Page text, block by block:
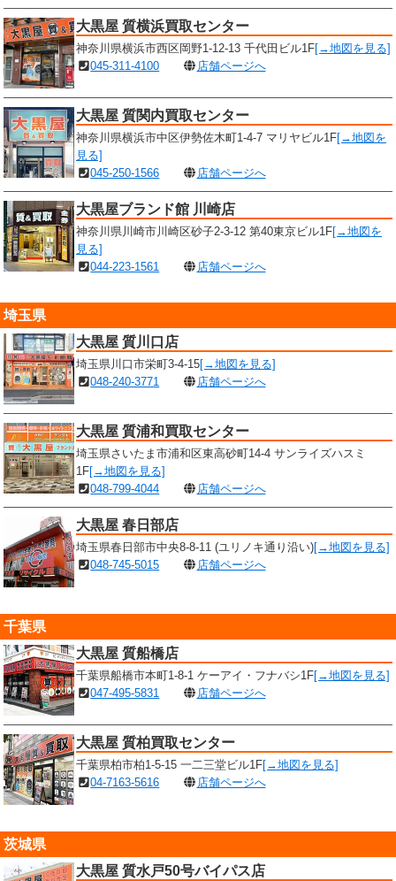
大黒屋 質横浜買取センター
神奈川県横浜市西区岡野1-12-13 千代田ビル1F[→地図を見る]
045-311-4100
店舗ページへ
大黒屋 質関内買取センター
神奈川県横浜市中区伊勢佐木町1-4-7 マリヤビル1F[→地図を
見る]
045-250-1566
店舗ページへ
大黒屋ブランド館 川崎店
神奈川県川崎市川崎区砂子2-3-12 第40東京ビル1F[→地図を
見る]
044-223-1561
店舗ページへ
埼玉県
大黒屋 質川口店
埼玉県川口市栄町3-4-15[→地図を見る]
048-240-3771
店舗ページへ
大黒屋 質浦和買取センター
埼玉県さいたま市浦和区東高砂町14-4 サンライズハスミ
1F[→地図を見る]
048-799-4044
店舗ページへ
大黒屋 春日部店
埼玉県春日部市中央8-8-11 (ユリノキ通り沿い)[→地図を見る]
048-745-5015
店舗ページへ
千葉県
大黒屋 質船橋店
千葉県船橋市本町1-8-1 ケーアイ・フナバシ1F[→地図を見る]
047-495-5831
店舗ページへ
大黒屋 質柏買取センター
千葉県柏市柏1-5-15 一二三堂ビル1F[→地図を見る]
04-7163-5616
店舗ページへ
茨城県
大黒屋 質水戸50号バイパス店